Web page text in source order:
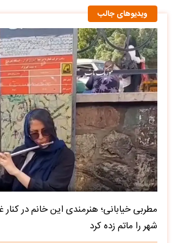
ویدیوهای جالب
مطربی خیابانی؛ هنرمندی این خانم در کنار
شهر را ماتم زده کرد